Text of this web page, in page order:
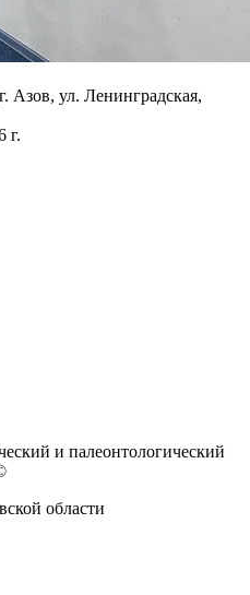
Азов, ул. Ленинградская,
г.
и палеонтологический
области